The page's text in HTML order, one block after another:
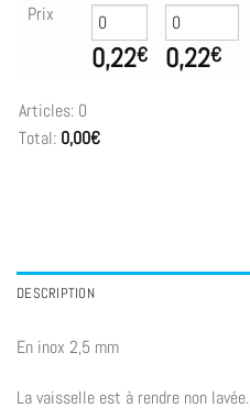
Prix
0,22€ 0,22€
Articles: 0
Total: 0,00€
0,00€
DESCRIPTION
En inox 2,5 mm
La vaisselle est à rendre non lavée.